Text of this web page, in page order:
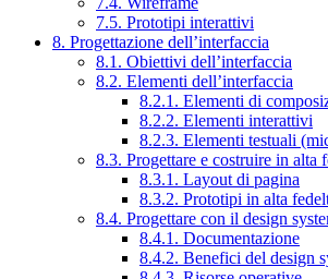
7.5. Prototipi interattivi
8. Progettazione dell’interfaccia
8.1. Obiettivi dell’interfaccia
8.2. Elementi dell’interfaccia
8.2.1. Elementi di
8.2.2. Elementi interattivi
8.2.3. Elementi testuali
8.3. Progettare e costruire in alta
8.3.1. Layout di pagina
8.3.2. Prototipi in alta
8.4. Progettare con il design
8.4.1. Documentazione
8.4.2. Benefici del design